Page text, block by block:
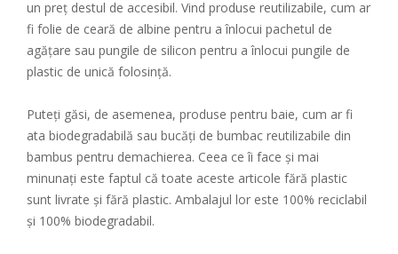
un preț destul de accesibil. Vind produse reutilizabile, cum ar
fi folie de ceară de albine pentru a înlocui pachetul de
agățare sau pungile de silicon pentru a înlocui pungile de
plastic de unică folosință.
Puteți găsi, de asemenea, produse pentru baie, cum ar fi
ata biodegradabilă sau bucăți de bumbac reutilizabile din
bambus pentru demachierea. Ceea ce îi face și mai
minunați este faptul că toate aceste articole fără plastic
sunt livrate și fără plastic. Ambalajul lor este 100% reciclabil
și 100% biodegradabil.